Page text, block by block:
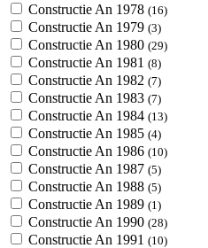
Constructie An 1978 (16)
Constructie An 1979 (3)
Constructie An 1980 (29)
Constructie An 1981 (8)
Constructie An 1982 (7)
Constructie An 1983 (7)
Constructie An 1984 (13)
Constructie An 1985 (4)
Constructie An 1986 (10)
Constructie An 1987 (5)
Constructie An 1988 (5)
Constructie An 1989 (1)
Constructie An 1990 (28)
Constructie An 1991 (10)